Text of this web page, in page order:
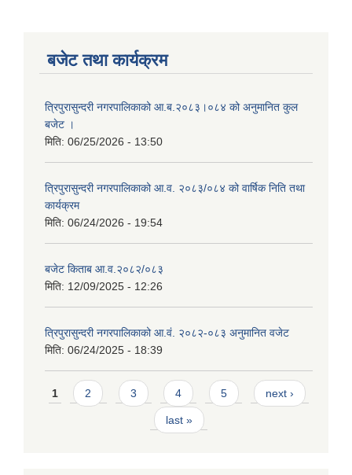
बजेट तथा कार्यक्रम
त्रिपुरासुन्दरी नगरपालिकाको आ.ब.२०८३।०८४ को अनुमानित कुल
बजेट ।
मिति: 06/25/2026 - 13:50
त्रिपुरासुन्दरी नगरपालिकाको आ.व. २०८३/०८४ को वार्षिक निति तथा
कार्यक्रम
मिति: 06/24/2026 - 19:54
बजेट किताब आ.व.२०८२/०८३
मिति: 12/09/2025 - 12:26
त्रिपुरासुन्दरी नगरपालिकाको आ.वं. २०८२-०८३ अनुमानित वजेट
मिति: 06/24/2025 - 18:39
Pages
1 2 3 4 5 next ›
last »